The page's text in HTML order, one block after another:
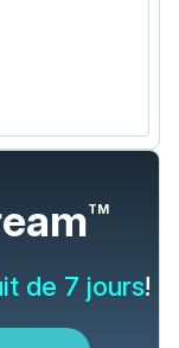
TM
de 7 jours!